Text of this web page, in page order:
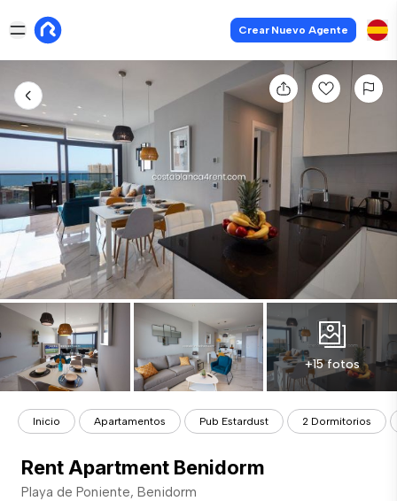
Crear Nuevo Agente
+15 fotos
Inicio Apartamentos Pub Estardust 2 Dormitorios
Rent Apartment Benidorm
Playa de Poniente, Benidorm